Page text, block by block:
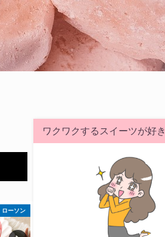
ローソン ファミリーマート
ワクワクするスイーツが好き